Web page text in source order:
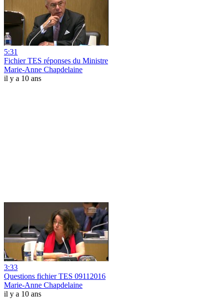
5:31
Fichier TES réponses du Ministre
Marie-Anne Chapdelaine
il y a 10 ans
3:33
Questions fichier TES 09112016
Marie-Anne Chapdelaine
il y a 10 ans